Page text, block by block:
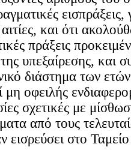
εισπράξεις,
και ότι
πράξεις
υπεξαίρεσης, και
διάστημα των
μη οφειλής
σχετικές με
από τους
εισρεύσει στο